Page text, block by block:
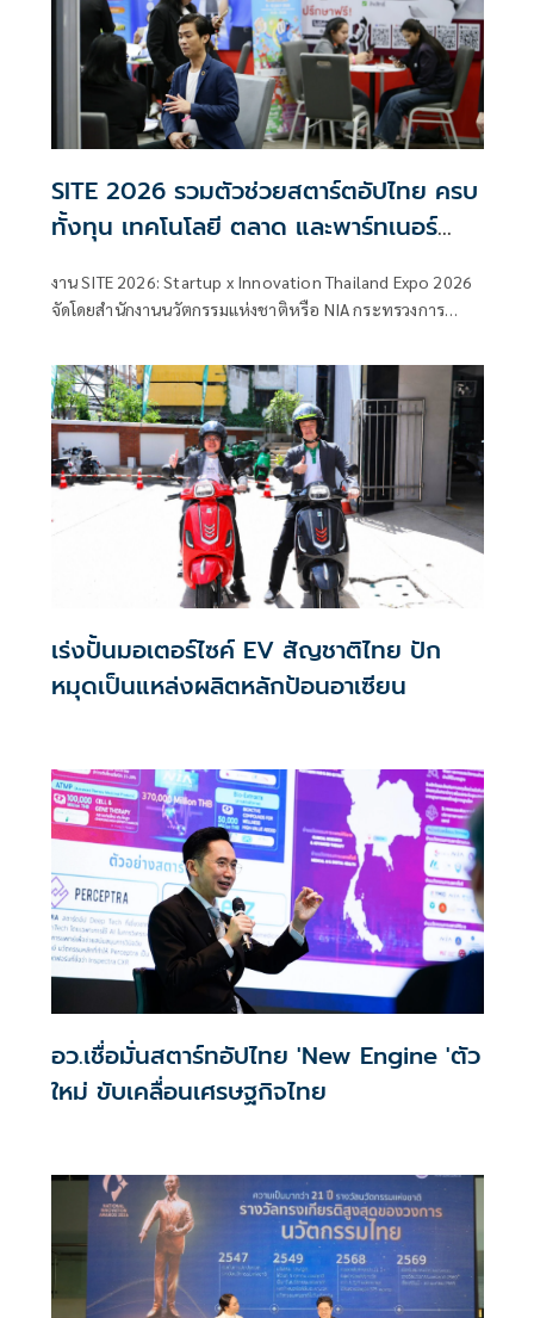
SITE 2026 รวมตัวช่วยสตาร์ตอัปไทย ครบ
ทั้งทุน เทคโนโลยี ตลาด และพาร์ทเนอร์
ต่อยอดนวัตกรรมไทยสู่ธุรกิจจริง
งาน SITE 2026: Startup x Innovation Thailand Expo 2026
จัดโดยสำนักงานนวัตกรรมแห่งชาติหรือ NIA กระทรวงการ
สำคัญสำหรับสตาร์ตอัป ผู้ประกอบการฐานนวัตกรรม และ
ธุรกิจเทคโนโลยีไทย ที่ต้องการหาโอกาสใหม่ในการเติบโต
เร่งปั้นมอเตอร์ไซค์ EV สัญชาติไทย ปัก
หมุดเป็นแหล่งผลิตหลักป้อนอาเซียน
อว.เชื่อมั่นสตาร์ทอัปไทย 'New Engine 'ตัว
ใหม่ ขับเคลื่อนเศรษฐกิจไทย